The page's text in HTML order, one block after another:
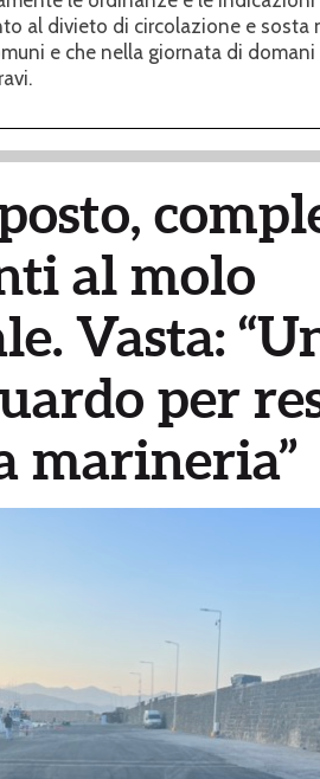
al divieto di circolazione e sosta
e che nella giornata di domani
al molo
Vasta:
per
marineria”